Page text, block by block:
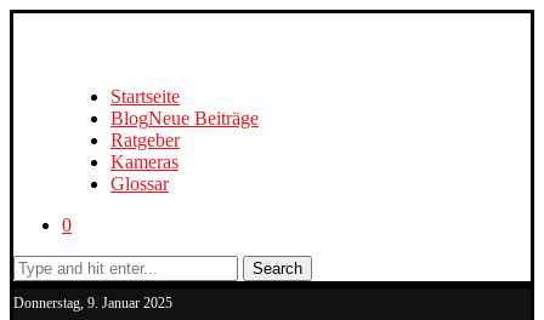
Startseite
BlogNeue Beiträge
Ratgeber
Kameras
Glossar
0
Search
Donnerstag, 9. Januar 2025